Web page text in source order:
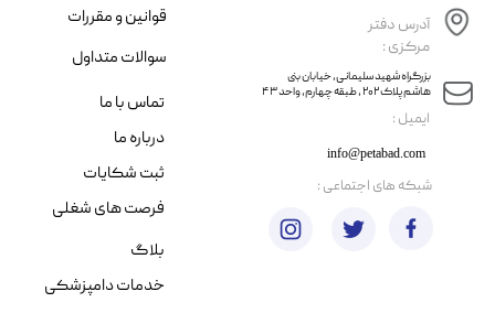
​ایمیل :
آدرس دفتر
مرکزی :
info@petabad.com
​​بزرگراه شهید سلیمانی، خیابان بنی
هاشم پلاک ۲۰۲ ، طبقه چهارم، واحد ۴۳
قوانین و مقررات
سوالات متداول
تماس با ما
درباره ما
ثبت شکایات
فرصت های شغلی
​شبکه های اجتماعی :
بلاگ
خدمات دامپزشکی